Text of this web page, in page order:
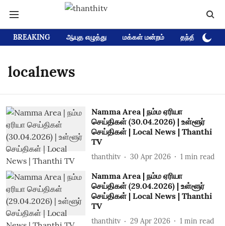
BREAKING ஆயுத எழுத்து மக்கள் மன்றம் தந்தி டிவி
localnews
Namma Area | நம்ம ஏரியா
செய்திகள் (30.04.2026) | உள்ளூர்
செய்திகள் | Local News | Thanthi
TV
thanthitv 30 Apr 2026 1 min read
Namma Area | நம்ம ஏரியா
செய்திகள் (29.04.2026) | உள்ளூர்
செய்திகள் | Local News | Thanthi
TV
thanthitv 29 Apr 2026 1 min read